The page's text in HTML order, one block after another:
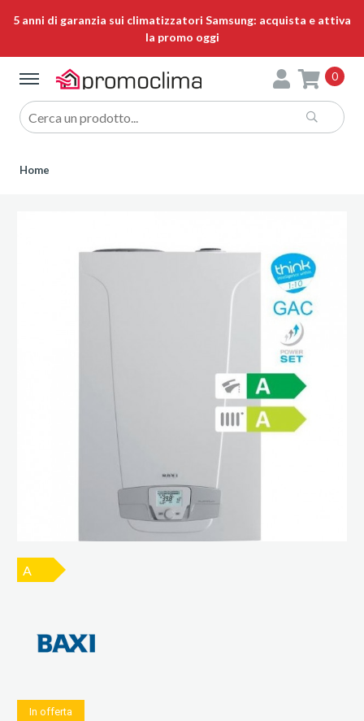
5 anni di garanzia sui climatizzatori Samsung: acquista e attiva
la promo oggi
0
Home
A
In offerta